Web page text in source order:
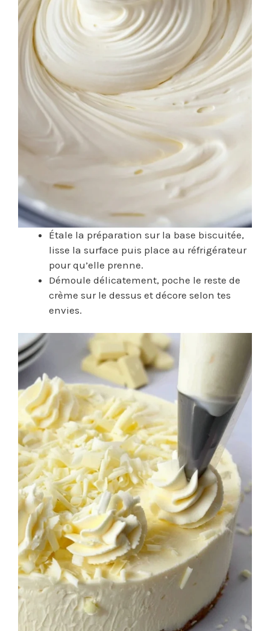
Étale la préparation sur la base biscuitée,
lisse la surface puis place au réfrigérateur
pour qu’elle prenne.
Démoule délicatement, poche le reste de
crème sur le dessus et décore selon tes
envies.